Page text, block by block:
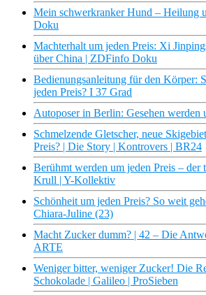
Mein schwerkranker Hund – Heilung
Doku
Machterhalt um jeden Preis: Xi
über China | ZDFinfo Doku
Bedienungsanleitung für den Körper:
jeden Preis? I 37 Grad
Autoposer in Berlin: Gesehen werden
Schmelzende Gletscher, neue
Preis? | Die Story | Kontrovers | BR24
Berühmt werden um jeden Preis –
Krull | Y-Kollektiv
Schönheit um jeden Preis? So weit
Chiara-Juline (23)
Macht Zucker dumm? | 42 – Die
ARTE
Weniger bitter, weniger Zucker! Die
Schokolade | Galileo | ProSieben